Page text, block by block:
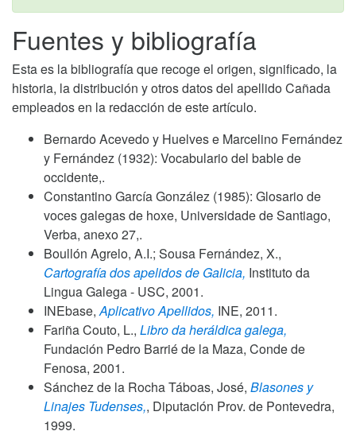
Fuentes y bibliografía
Esta es la bibliografía que recoge el origen, significado, la
historia, la distribución y otros datos del apellido Cañada
empleados en la redacción de este artículo.
Bernardo Acevedo y Huelves e Marcelino Fernández
y Fernández (1932): Vocabulario del bable de
occidente,.
Constantino García González (1985): Glosario de
voces galegas de hoxe, Universidade de Santiago,
Verba, anexo 27,.
Boullón Agrelo, A.I.; Sousa Fernández, X.,
Cartografía dos apelidos de Galicia, Instituto da
Lingua Galega - USC, 2001.
INEbase, Aplicativo Apellidos, INE, 2011.
Fariña Couto, L., Libro da heráldica galega,
Fundación Pedro Barrié de la Maza, Conde de
Fenosa, 2001.
Sánchez de la Rocha Táboas, José, Blasones y
Linajes Tudenses,, Diputación Prov. de Pontevedra,
1999.